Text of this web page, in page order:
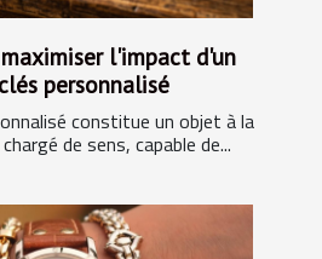
l'impact d'un
personnalisé
constitue un objet à la
de sens, capable de...